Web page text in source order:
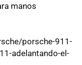
manos
porsche-911-
adelantando-el-